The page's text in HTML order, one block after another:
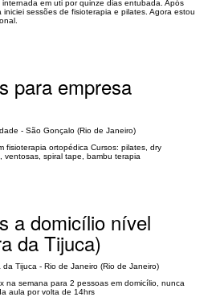
em uti por quinze dias entubada. Após
sessões de fisioterapia e pilates. Agora estou
para empresa
- São Gonçalo (Rio de Janeiro)
fisioterapia ortopédica Cursos: pilates, dry
ventosas, spiral tape, bambu terapia
a domicílio nível
da Tijuca)
Tijuca - Rio de Janeiro (Rio de Janeiro)
na semana para 2 pessoas em domicílio, nunca
aula por volta de 14hrs